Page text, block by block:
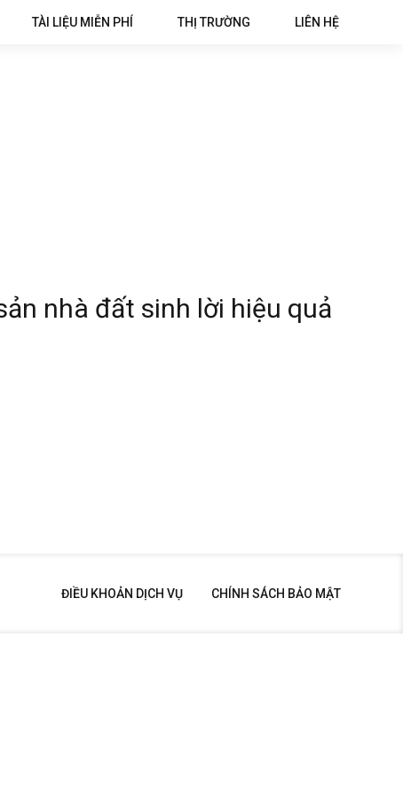
TÀI LIỆU MIỄN PHÍ THỊ TRƯỜNG LIÊN HỆ
nhà đất sinh lời hiệu quả
ĐIỀU KHOẢN DỊCH VỤ CHÍNH SÁCH BẢO MẬT